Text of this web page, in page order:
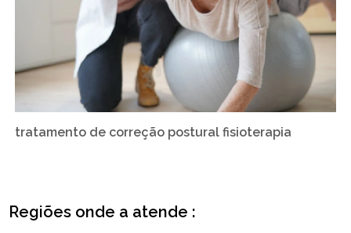
tratamento de correção postural fisioterapia
Regiões onde a atende :